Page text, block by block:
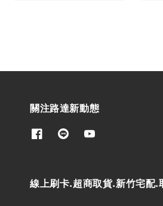
關注路達新動態
線上刷卡.超商取貨.新竹宅配.